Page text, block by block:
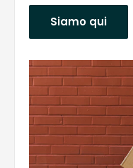
Siamo qui